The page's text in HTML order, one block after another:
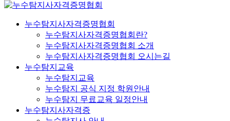
누수탐지사자격증명협회
누수탐지사자격증명협회란?
누수탐지사자격증명협회 소개
누수탐지사자격증명협회 오시는길
누수탐지교육
누수탐지교육
누수탐지 공식 지정 학원안내
누수탐지 무료교육 일정안내
누수탐지사자격증